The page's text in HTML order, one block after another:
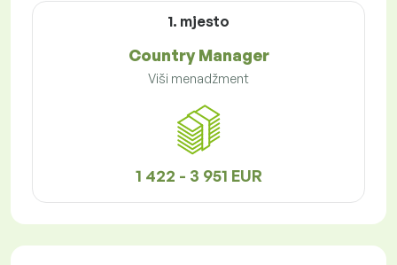
1. mjesto
Country Manager
Viši menadžment
1 422 - 3 951 EUR